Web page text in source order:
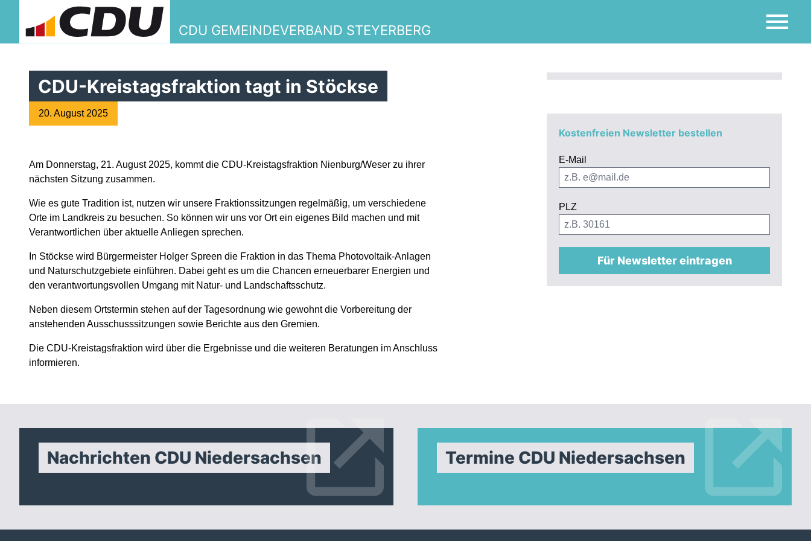
CDU GEMEINDEVERBAND STEYERBERG
Kostenfreien Newsletter bestellen
E-Mail
PLZ
Für Newsletter eintragen
CDU-Kreistagsfraktion tagt in Stöckse
20. August 2025
Am Donnerstag, 21. August 2025, kommt die CDU-Kreistagsfraktion Nienburg/Weser zu ihrer
nächsten Sitzung zusammen.
Wie es gute Tradition ist, nutzen wir unsere Fraktionssitzungen regelmäßig, um verschiedene
Orte im Landkreis zu besuchen. So können wir uns vor Ort ein eigenes Bild machen und mit
Verantwortlichen über aktuelle Anliegen sprechen.
In Stöckse wird Bürgermeister Holger Spreen die Fraktion in das Thema Photovoltaik-Anlagen
und Naturschutzgebiete einführen. Dabei geht es um die Chancen erneuerbarer Energien und
den verantwortungsvollen Umgang mit Natur- und Landschaftsschutz.
Neben diesem Ortstermin stehen auf der Tagesordnung wie gewohnt die Vorbereitung der
anstehenden Ausschusssitzungen sowie Berichte aus den Gremien.
Die CDU-Kreistagsfraktion wird über die Ergebnisse und die weiteren Beratungen im Anschluss
informieren.
Nachrichten CDU Niedersachsen Termine CDU Niedersachsen